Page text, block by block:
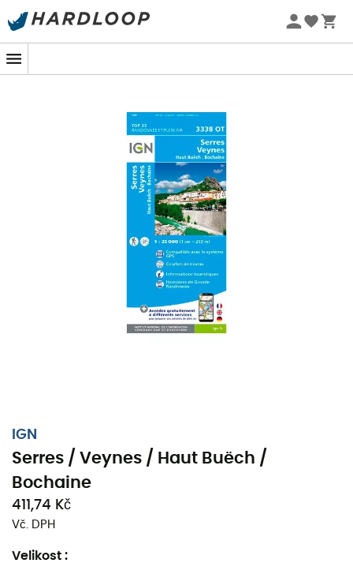
Letní akce 🔥 -5 % EXTRA při nákupu 2 produktů* s kódem
IGN
Serres / Veynes / Haut Buëch /
Bochaine
411,74 Kč
Vč. DPH
Velikost :